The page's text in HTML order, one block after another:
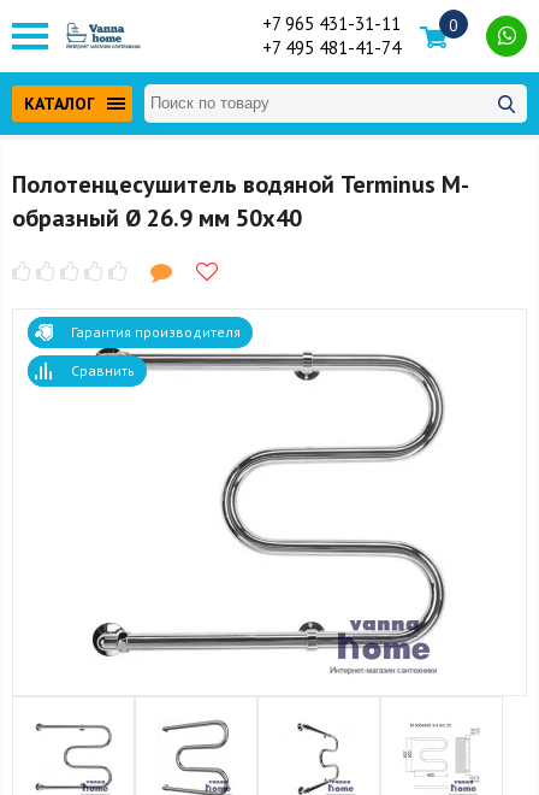
+7 965 431-31-11
+7 495 481-41-74
0
КАТАЛОГ
Полотенцесушитель водяной Terminus М-
образный Ø 26.9 мм 50x40
Гарантия производителя
Сравнить